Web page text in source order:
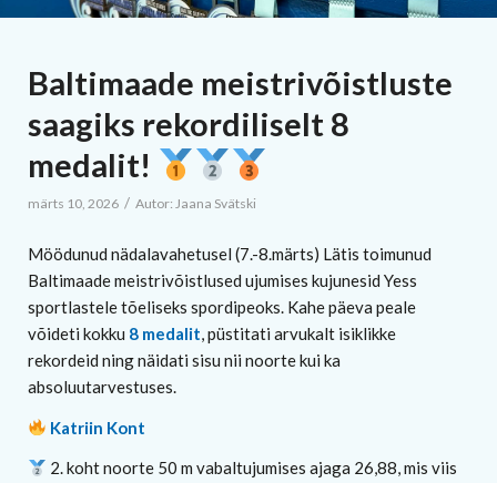
Baltimaade meistrivõistluste
saagiks rekordiliselt 8
medalit!
märts 10, 2026 / Autor: Jaana Svätski
Möödunud nädalavahetusel (7.-8.märts) Lätis toimunud
Baltimaade meistrivõistlused ujumises kujunesid Yess
sportlastele tõeliseks spordipeoks. Kahe päeva peale
võideti kokku 8 medalit, püstitati arvukalt isiklikke
rekordeid ning näidati sisu nii noorte kui ka
absoluutarvestuses.
Katriin Kont
2. koht noorte 50 m vabaltujumises ajaga 26,88, mis viis